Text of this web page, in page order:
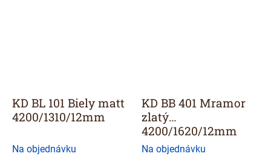
KD BL 101 Biely matt
4200/1310/12mm
Na objednávku
KD BB 401 Mramor
zlatý
4200/1620/12mm
Na objednávku